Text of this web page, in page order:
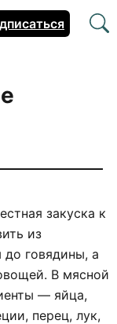
закуска к
из
говядины, а
В мясной
— яйца,
перец, лук,